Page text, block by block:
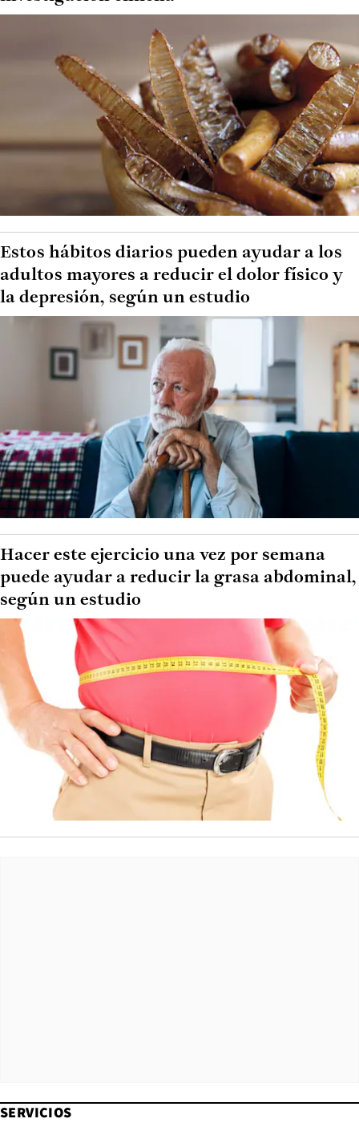
Estos hábitos diarios pueden ayudar a los
adultos mayores a reducir el dolor físico y
la depresión, según un estudio
Hacer este ejercicio una vez por semana
puede ayudar a reducir la grasa abdominal,
según un estudio
SERVICIOS